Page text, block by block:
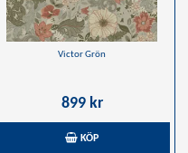
Victor Grön
899 kr
KÖP